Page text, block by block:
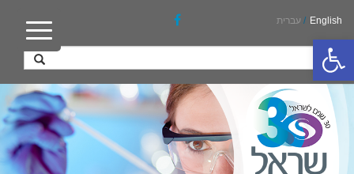
פתח סרגל נגישות
English
/ עברית